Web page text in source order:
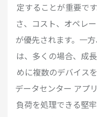
定することが重要で
さ、コスト、オペレ
が優先されます。一
は、多くの場合、成
めに複数のデバイス
データセンター アプ
負荷を処理できる堅